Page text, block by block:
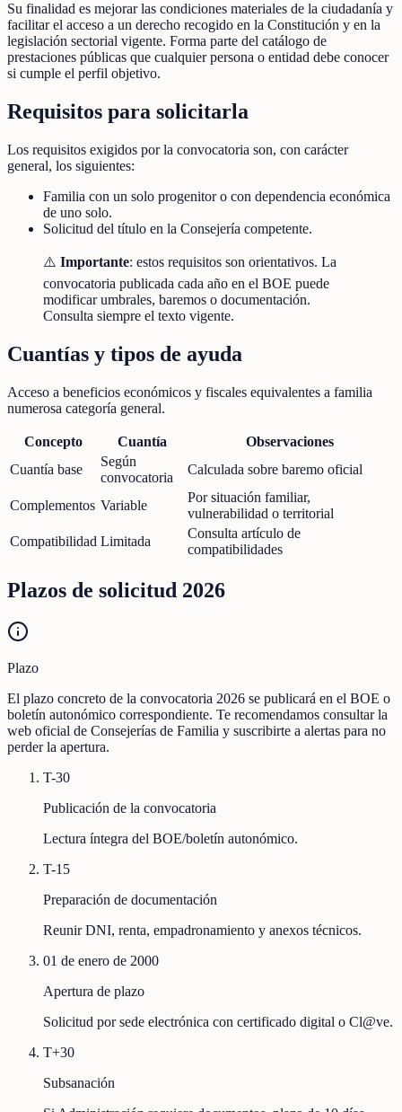
Su finalidad es mejorar las condiciones materiales de la ciudadanía y
facilitar el acceso a un derecho recogido en la Constitución y en la
legislación sectorial vigente. Forma parte del catálogo de
prestaciones públicas que cualquier persona o entidad debe conocer
si cumple el perfil objetivo.
Requisitos para solicitarla
Los requisitos exigidos por la convocatoria son, con carácter
general, los siguientes:
Familia con un solo progenitor o con dependencia económica
de uno solo.
Solicitud del título en la Consejería competente.
⚠️ Importante: estos requisitos son orientativos. La
convocatoria publicada cada año en el BOE puede
modificar umbrales, baremos o documentación.
Consulta siempre el texto vigente.
Cuantías y tipos de ayuda
Acceso a beneficios económicos y fiscales equivalentes a familia
numerosa categoría general.
Concepto Cuantía
Observaciones
Cuantía base
Según
convocatoria
Calculada sobre baremo oficial
Complementos Variable
Por situación familiar,
vulnerabilidad o territorial
Compatibilidad Limitada
Consulta artículo de
compatibilidades
Plazos de solicitud 2026
Plazo
El plazo concreto de la convocatoria 2026 se publicará en el BOE o
boletín autonómico correspondiente. Te recomendamos consultar la
web oficial de Consejerías de Familia y suscribirte a alertas para no
perder la apertura.
T-30
Publicación de la convocatoria
Lectura íntegra del BOE/boletín autonómico.
T-15
Preparación de documentación
Reunir DNI, renta, empadronamiento y anexos técnicos.
01 de enero de 2000
Apertura de plazo
Solicitud por sede electrónica con certificado digital o Cl@ve.
T+30
Subsanación